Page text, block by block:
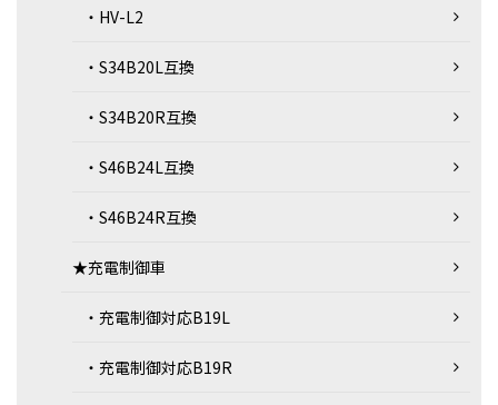
・HV-L2
・S34B20L互換
・S34B20R互換
・S46B24L互換
・S46B24R互換
★充電制御車
・充電制御対応B19L
・充電制御対応B19R